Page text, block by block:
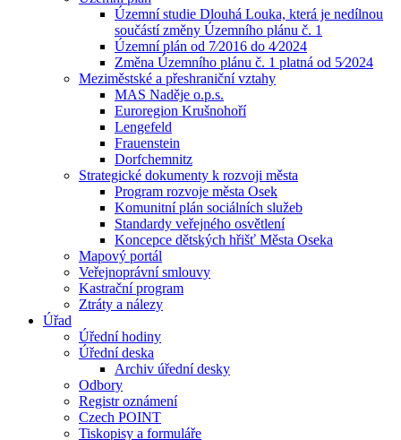
Územní studie Dlouhá Louka, která je nedílnou
součástí změny Územního plánu č. 1
Územní plán od 7⁄2016 do 4⁄2024
Změna Územního plánu č. 1 platná od 5⁄2024
Meziměstské a přeshraniční vztahy
MAS Naděje o.p.s.
Euroregion Krušnohoří
Lengefeld
Frauenstein
Dorfchemnitz
Strategické dokumenty k rozvoji města
Program rozvoje města Osek
Komunitní plán sociálních služeb
Standardy veřejného osvětlení
Koncepce dětských hřišť Města Oseka
Mapový portál
Veřejnoprávní smlouvy
Kastrační program
Ztráty a nálezy
Úřad
Úřední hodiny
Úřední deska
Archiv úřední desky
Odbory
Registr oznámení
Czech POINT
Tiskopisy a formuláře